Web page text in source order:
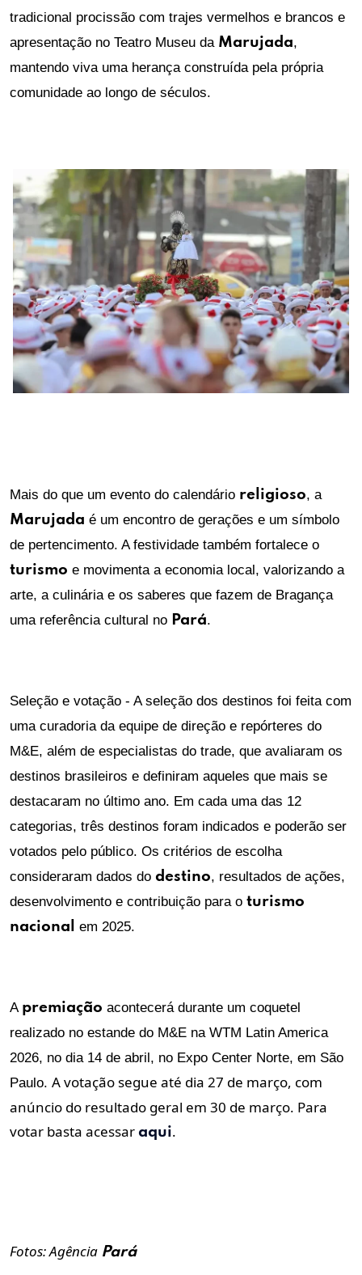
tradicional procissão com trajes vermelhos e brancos e
apresentação no Teatro Museu da Marujada,
mantendo viva uma herança construída pela própria
comunidade ao longo de séculos.
Mais do que um evento do calendário religioso, a
Marujada é um encontro de gerações e um símbolo
de pertencimento. A festividade também fortalece o
turismo e movimenta a economia local, valorizando a
arte, a culinária e os saberes que fazem de Bragança
uma referência cultural no Pará.
Seleção e votação - A seleção dos destinos foi feita com
uma curadoria da equipe de direção e repórteres do
M&E, além de especialistas do trade, que avaliaram os
destinos brasileiros e definiram aqueles que mais se
destacaram no último ano. Em cada uma das 12
categorias, três destinos foram indicados e poderão ser
votados pelo público. Os critérios de escolha
consideraram dados do destino, resultados de ações,
desenvolvimento e contribuição para o turismo
nacional
em 2025.
A premiação acontecerá durante um coquetel
realizado no estande do M&E na WTM Latin America
2026, no dia 14 de abril, no Expo Center Norte, em São
Paulo. A votação segue até dia 27 de março, com
anúncio do resultado geral em 30 de março. Para
votar basta acessar aqui.
Fotos: Agência Pará